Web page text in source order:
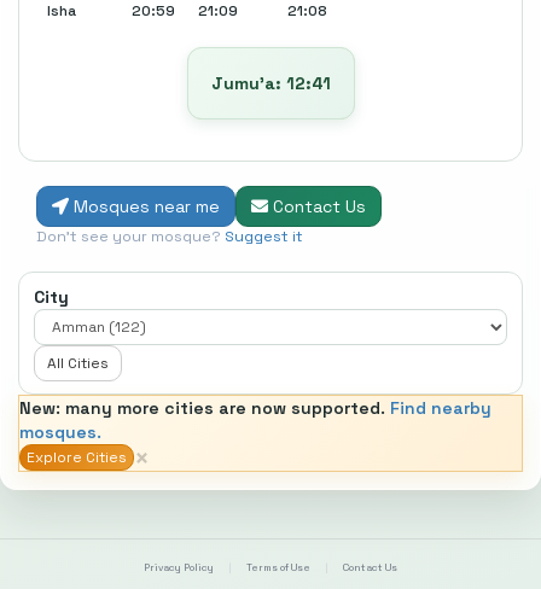
Isha 20:59 21:09 21:08
Jumu’a: 12:41
Mosques near me Contact Us
Don't see your mosque? Suggest it
City
All Cities
New: many more cities are now supported. Find nearby
mosques.
Explore Cities ×
Privacy Policy Terms of Use Contact Us